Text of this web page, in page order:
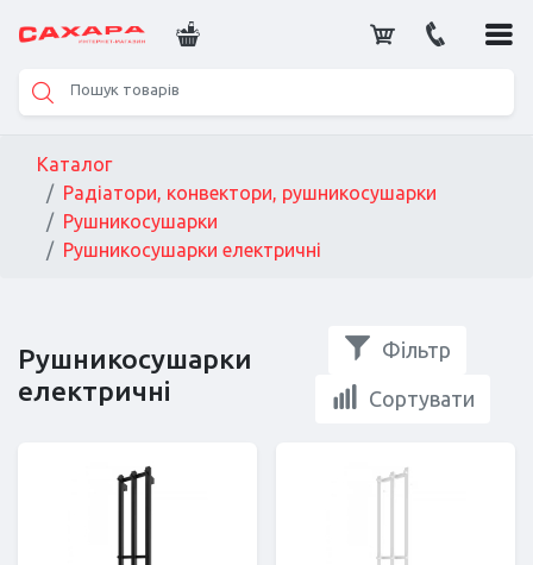
Каталог
Радіатори, конвектори, рушникосушарки
Рушникосушарки
Рушникосушарки електричні
Рушникосушарки
електричні
Фільтр
Сортувати